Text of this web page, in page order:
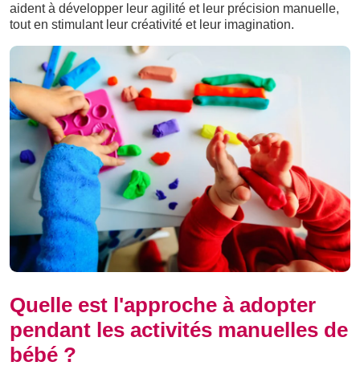
aident à développer leur agilité et leur précision manuelle,
tout en stimulant leur créativité et leur imagination.
Quelle est l'approche à adopter
pendant les activités manuelles de
bébé ?